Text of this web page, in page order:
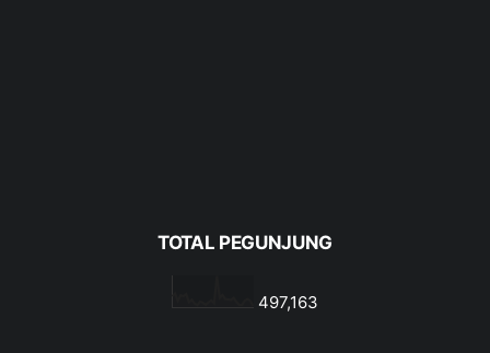
TOTAL PEGUNJUNG
497,163